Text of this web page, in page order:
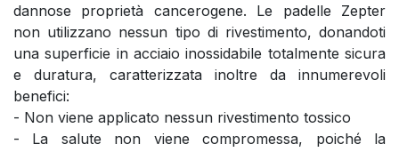
dannose proprietà cancerogene. Le padelle Zepter
non utilizzano nessun tipo di rivestimento, donandoti
una superficie in acciaio inossidabile totalmente sicura
e duratura, caratterizzata inoltre da innumerevoli
benefici:
- Non viene applicato nessun rivestimento tossico
- La salute non viene compromessa, poiché la